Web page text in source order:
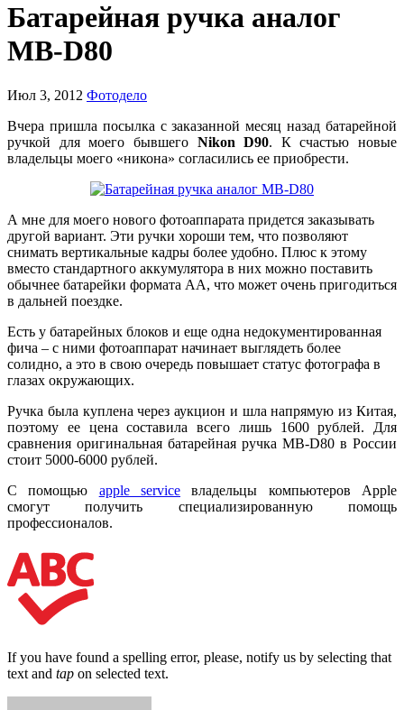
Батарейная ручка аналог
MB-D80
Июл 3, 2012 Фотодело
Вчера пришла посылка с заказанной месяц назад батарейной
ручкой для моего бывшего Nikon D90. К счастью новые
владельцы моего «никона» согласились ее приобрести.
А мне для моего нового фотоаппарата придется заказывать
другой вариант. Эти ручки хороши тем, что позволяют
снимать вертикальные кадры более удобно. Плюс к этому
вместо стандартного аккумулятора в них можно поставить
обычнее батарейки формата АА, что может очень пригодиться
в дальней поездке.
Есть у батарейных блоков и еще одна недокументированная
фича – с ними фотоаппарат начинает выглядеть более
солидно, а это в свою очередь повышает статус фотографа в
глазах окружающих.
Ручка была куплена через аукцион и шла напрямую из Китая,
поэтому ее цена составила всего лишь 1600 рублей. Для
сравнения оригинальная батарейная ручка MB-D80 в России
стоит 5000-6000 рублей.
С помощью apple service владельцы компьютеров Apple
смогут получить специализированную помощь
профессионалов.
If you have found a spelling error, please, notify us by selecting that
text and tap on selected text.